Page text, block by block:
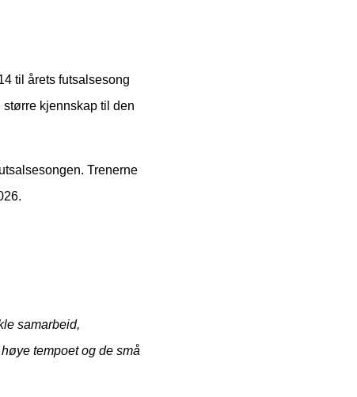
til årets futsalsesong
større kjennskap til den
Trenerne
samarbeid,
tempoet og de små